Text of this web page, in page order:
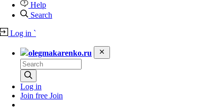
Help
Search
Log in `
olegmakarenko.ru
Log in
Join free Join